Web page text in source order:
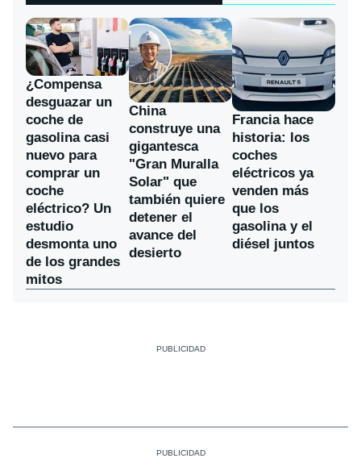
¿Compensa
desguazar un
coche de
gasolina casi
nuevo para
comprar un
coche
eléctrico? Un
estudio
desmonta uno
de los grandes
mitos
China
construye una
gigantesca
"Gran Muralla
Solar" que
también quiere
detener el
avance del
desierto
Francia hace
historia: los
coches
eléctricos ya
venden más
que los
gasolina y el
diésel juntos